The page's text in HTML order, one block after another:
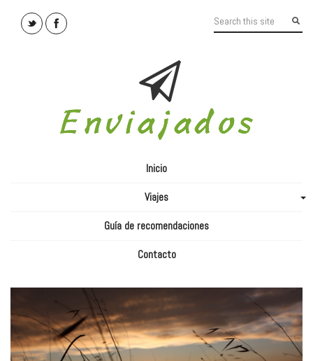
Inicio
Viajes
Guía de recomendaciones
Contacto